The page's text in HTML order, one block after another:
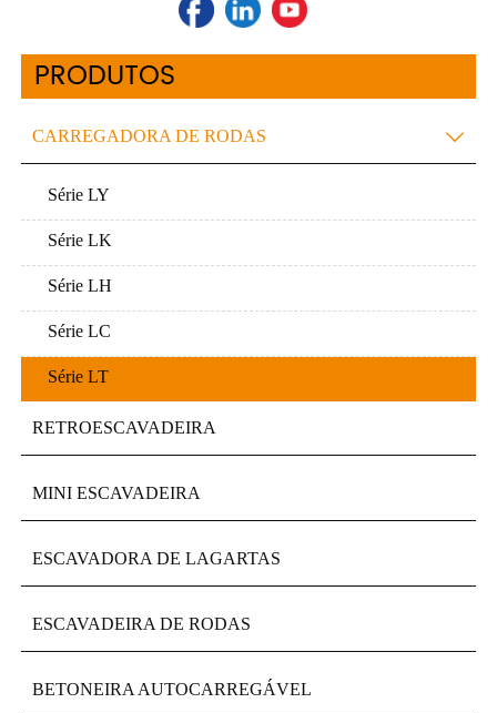
PRODUTOS
CARREGADORA DE RODAS 
Série LY
Série LK
Série LH
Série LC
Série LT
RETROESCAVADEIRA
MINI ESCAVADEIRA
ESCAVADORA DE LAGARTAS
ESCAVADEIRA DE RODAS
BETONEIRA AUTOCARREGÁVEL